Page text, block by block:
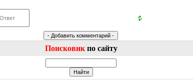
Поисковик по сайту